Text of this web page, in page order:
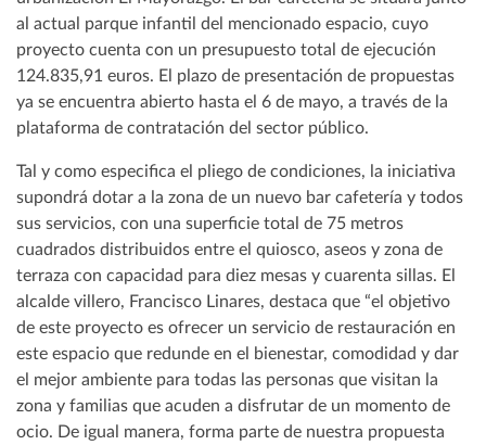
al actual parque infantil del mencionado espacio, cuyo
proyecto cuenta con un presupuesto total de ejecución
124.835,91 euros. El plazo de presentación de propuestas
ya se encuentra abierto hasta el 6 de mayo, a través de la
plataforma de contratación del sector público.
Tal y como especifica el pliego de condiciones, la iniciativa
supondrá dotar a la zona de un nuevo bar cafetería y todos
sus servicios, con una superficie total de 75 metros
cuadrados distribuidos entre el quiosco, aseos y zona de
terraza con capacidad para diez mesas y cuarenta sillas. El
alcalde villero, Francisco Linares, destaca que “el objetivo
de este proyecto es ofrecer un servicio de restauración en
este espacio que redunde en el bienestar, comodidad y dar
el mejor ambiente para todas las personas que visitan la
zona y familias que acuden a disfrutar de un momento de
ocio. De igual manera, forma parte de nuestra propuesta